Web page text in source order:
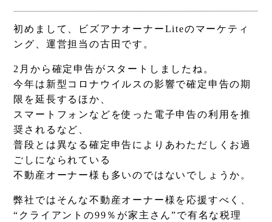
Column
コラム
初めまして、ビズアナオーナーLiteのマーケティ
ング、運営担当の古田です。
2月から確定申告がスタートしましたね。
今年は新型コロナウイルスの影響で確定申告の期
限を延長するほか、
スマートフォンなどを使った電子申告の利用を推
奨されるなど、
普段とは異なる確定申告によりあわただしくお過
ごしになられている
不動産オーナー様も多いのではないでしょうか。
弊社ではそんな不動産オーナー様を応援すべく、
“クライアントの99％が家主さん”で有名な税理